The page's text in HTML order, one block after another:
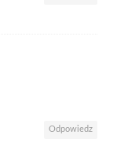
Odpowiedz